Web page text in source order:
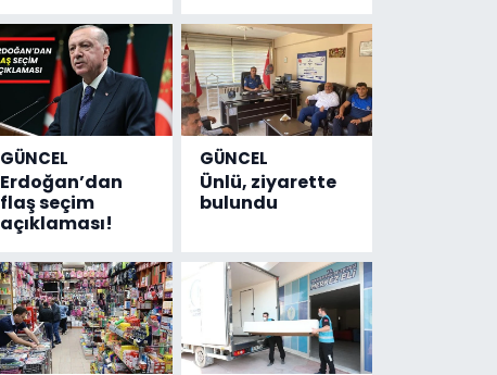
GÜNCEL
Erdoğan’dan
flaş seçim
açıklaması!
GÜNCEL
Ünlü, ziyarette
bulundu